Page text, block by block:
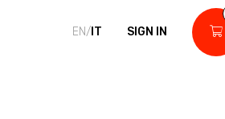
EN/ IT SIGN IN